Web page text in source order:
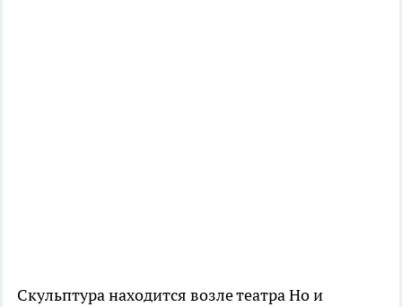
Скульптура находится возле театра Но и